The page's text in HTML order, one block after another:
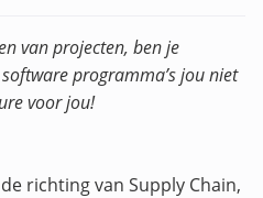
van projecten, ben je
programma’s jou niet
voor jou!
richting van Supply Chain,